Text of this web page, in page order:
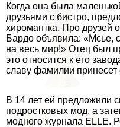
Когда она была
друзьями с бистро,
хиромантка. Про друзей
Бардо объявила: «Мсье,
на весь мир!» Отец был
это относится к его
славу фамилии принесет
В 14 лет ей предложили
подростковых мод, а
модного журнала ELLE.